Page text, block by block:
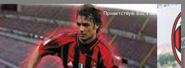
Приветствую ВасГость RSS